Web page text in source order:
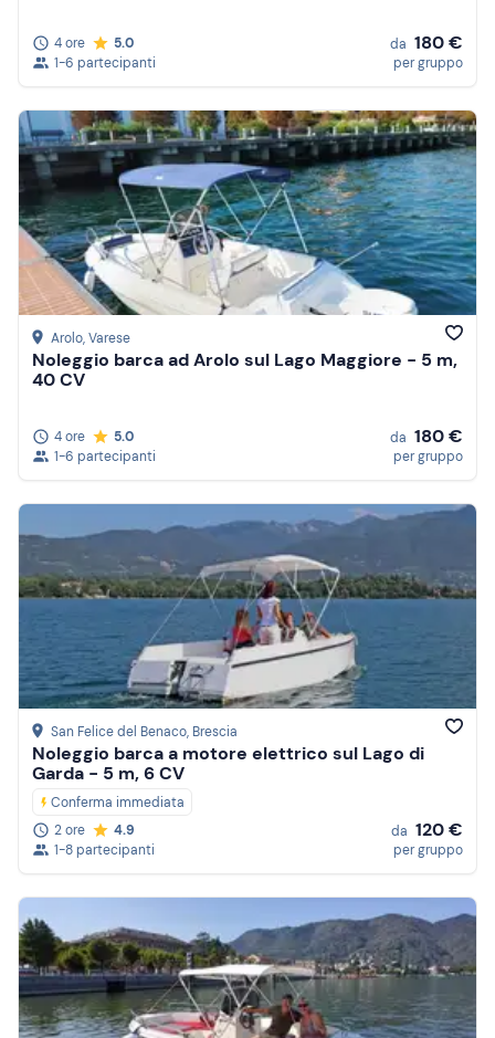
4 ore
5.0
1-6 partecipanti
da 180 €
per gruppo
Arolo, Varese
Noleggio barca ad Arolo sul Lago Maggiore - 5 m,
40 CV
4 ore
5.0
1-6 partecipanti
da 180 €
per gruppo
San Felice del Benaco, Brescia
Noleggio barca a motore elettrico sul Lago di
Garda - 5 m, 6 CV
Conferma immediata
2 ore
4.9
1-8 partecipanti
da 120 €
per gruppo